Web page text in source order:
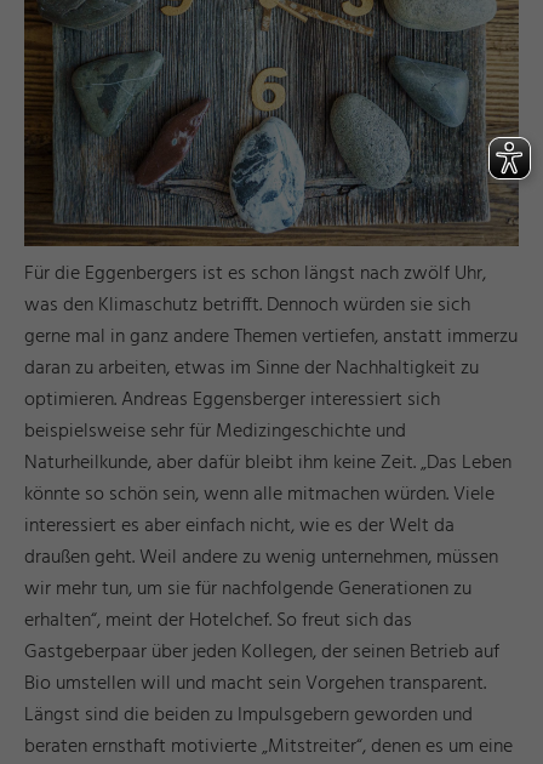
Für die Eggenbergers ist es schon längst nach zwölf Uhr,
was den Klimaschutz betrifft. Dennoch würden sie sich
gerne mal in ganz andere Themen vertiefen, anstatt immerzu
daran zu arbeiten, etwas im Sinne der Nachhaltigkeit zu
optimieren. Andreas Eggensberger interessiert sich
beispielsweise sehr für Medizingeschichte und
Naturheilkunde, aber dafür bleibt ihm keine Zeit. „Das Leben
könnte so schön sein, wenn alle mitmachen würden. Viele
interessiert es aber einfach nicht, wie es der Welt da
draußen geht. Weil andere zu wenig unternehmen, müssen
wir mehr tun, um sie für nachfolgende Generationen zu
erhalten“, meint der Hotelchef. So freut sich das
Gastgeberpaar über jeden Kollegen, der seinen Betrieb auf
Bio umstellen will und macht sein Vorgehen transparent.
Längst sind die beiden zu Impulsgebern geworden und
beraten ernsthaft motivierte „Mitstreiter“, denen es um eine